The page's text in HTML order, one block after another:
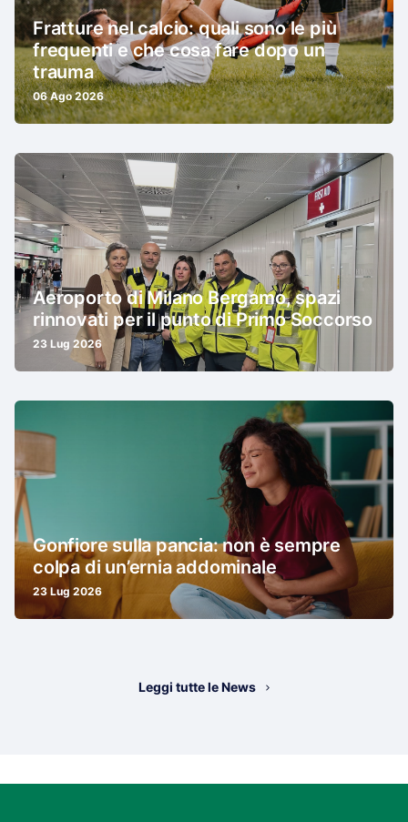
Fratture nel calcio: quali sono le più
frequenti e che cosa fare dopo un
trauma
06 Ago 2026
Aeroporto di Milano Bergamo, spazi
rinnovati per il punto di Primo Soccorso
23 Lug 2026
Gonfiore sulla pancia: non è sempre
colpa di un’ernia addominale
23 Lug 2026
Leggi tutte le News